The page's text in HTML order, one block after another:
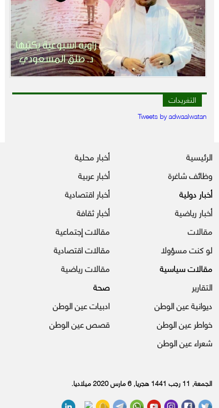
التغريدات
Tweets by adwaalwatan
الرئيسية
أخبار محلية
وظائف شاغرة
أخبار عربية
أخبار دولية
أخبار اقتصادية
أخبار رياضية
أخبار ثقافة
مقالات
مقالات إجتماعية
لو كنت مسؤولا
مقالات اقتصادية
مقالات سياسية
مقالات رياضية
التقارير
صحة
ديوانية عين الوطن
ادبيات عين الوطن
خواطر عين الوطن
قصص عين الوطن
شعراء عين الوطن
الجمعة, 11 رجب 1441 هجريا, 6 مارس 2020 ميلاديا.